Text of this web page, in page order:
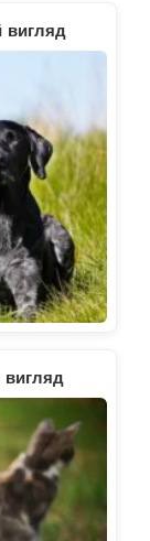
вигляд
вигляд